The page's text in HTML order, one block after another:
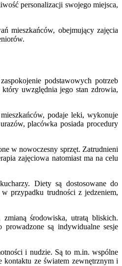
personalizacji swojego miejsca,
mieszkańców, obejmujący zajęcia
podstawowych potrzeb
uwzględnia jego stan zdrowia,
podaje leki, wykonuje
placówka posiada procedury
w nowoczesny sprzęt. Zatrudnieni
zajęciowa natomiast ma na celu
Diety są dostosowane do
przypadku trudności z jedzeniem,
środowiska, utratą bliskich.
są indywidualne sesje
i nudzie. Są to m.in. wspólne
ze światem zewnętrznym i